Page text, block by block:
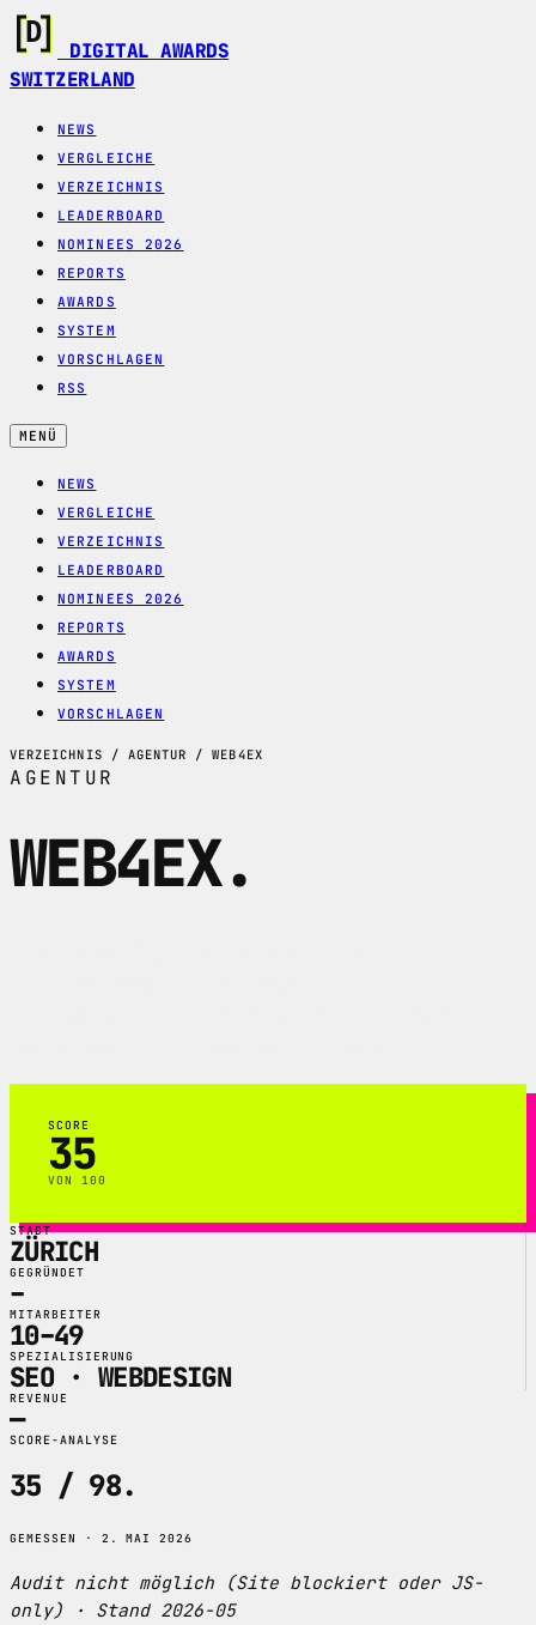
DIGITAL AWARDS
SWITZERLAND
NEWS
VERGLEICHE
VERZEICHNIS
LEADERBOARD
NOMINEES 2026
REPORTS
AWARDS
SYSTEM
VORSCHLAGEN
RSS
MENÜ
NEWS
VERGLEICHE
VERZEICHNIS
LEADERBOARD
NOMINEES 2026
REPORTS
AWARDS
SYSTEM
VORSCHLAGEN
VERZEICHNIS / AGENTUR / WEB4EX
AGENTUR
WEB4EX.
SCORE
35
VON 100
STADT
ZÜRICH
GEGRÜNDET
–
MITARBEITER
10–49
SPEZIALISIERUNG
SEO · WEBDESIGN
REVENUE
—
SCORE-ANALYSE
35 / 98.
GEMESSEN · 2. MAI 2026
Audit nicht möglich (Site blockiert oder JS-
only) · Stand 2026-05